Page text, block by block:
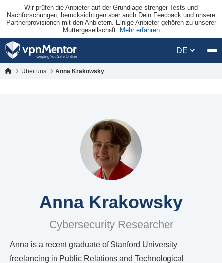
Wir prüfen die Anbieter auf der Grundlage strenger Tests und
Nachforschungen, berücksichtigen aber auch Dein Feedback und unsere
Partnerprovisionen mit den Anbietern. Einige Anbieter gehören zu unserer
Muttergesellschaft. Mehr erfahren
DE
Über uns Anna Krakowsky
Anna Krakowsky
Cybersecurity Researcher
Anna is a recent graduate of Stanford University
freelancing in Public Relations and Technological